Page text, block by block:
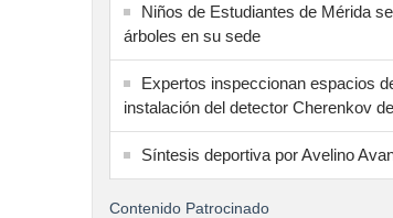
Niños de Estudiantes de Mérida
árboles en su sede
Expertos inspeccionan espacios
instalación del detector Cherenkov
Síntesis deportiva por Avelino
Contenido Patrocinado